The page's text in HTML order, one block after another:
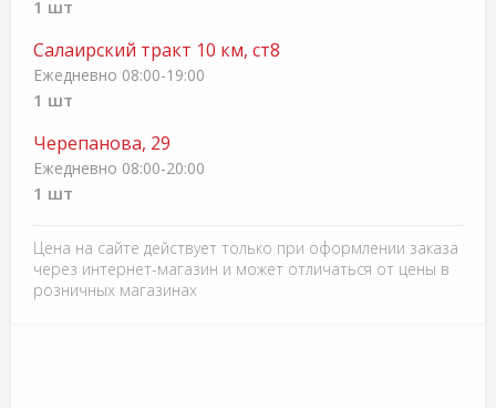
1 шт
Салаирский тракт 10 км, ст8
Ежедневно 08:00-19:00
1 шт
Черепанова, 29
Ежедневно 08:00-20:00
1 шт
Цена на сайте действует только при оформлении заказа
через интернет-магазин и может отличаться от цены в
розничных магазинах